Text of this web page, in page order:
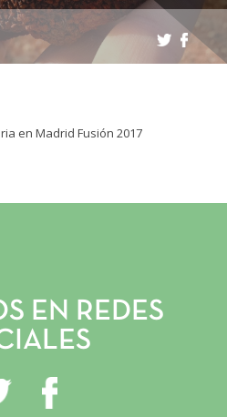
ONLINE
en Madrid Fusión 2017
EN REDES